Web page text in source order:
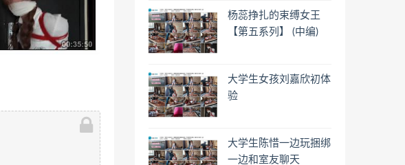
杨蕊挣扎的束缚女王
【第五系列】 (中编)
大学生女孩刘嘉欣初体
验
大学生陈惜一边玩捆绑
一边和室友聊天